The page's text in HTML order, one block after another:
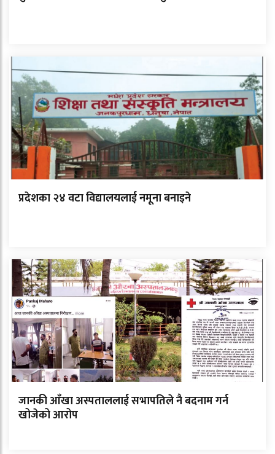
प्रदेशका २४ वटा विद्यालयलाई नमूना बनाइने
जानकी आँखा अस्पताललाई सभापतिले नै बदनाम गर्न
खोजेको आरोप